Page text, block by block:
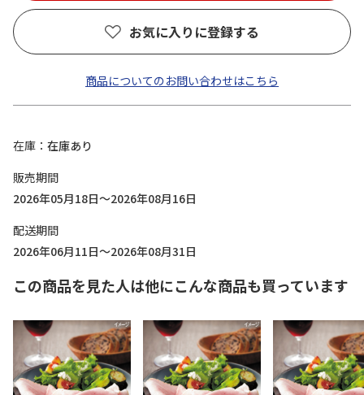
お気に入りに登録する
商品についてのお問い合わせはこちら
在庫
在庫あり
販売期間
2026年05月18日～2026年08月16日
配送期間
2026年06月11日～2026年08月31日
この商品を見た人は他にこんな商品も買っています